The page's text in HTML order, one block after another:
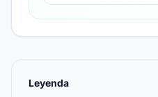
Leyenda